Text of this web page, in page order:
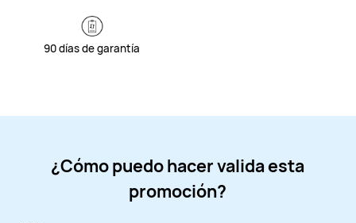
90 días de garantía
¿Cómo puedo hacer valida esta
promoción?